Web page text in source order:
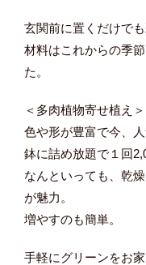
玄関前に置くだけでも
材料はこれからの季
た。
＜多肉植物寄せ植え＞
色や形が豊富で今、人
鉢に詰め放題で１回
なんといっても、乾
が魅力。
増やすのも簡単。
手軽にグリーンをお